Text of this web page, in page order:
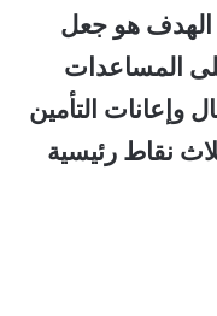
الهدف هو جعل
المساعدات
وإعانات التأمين
نقاط رئيسية